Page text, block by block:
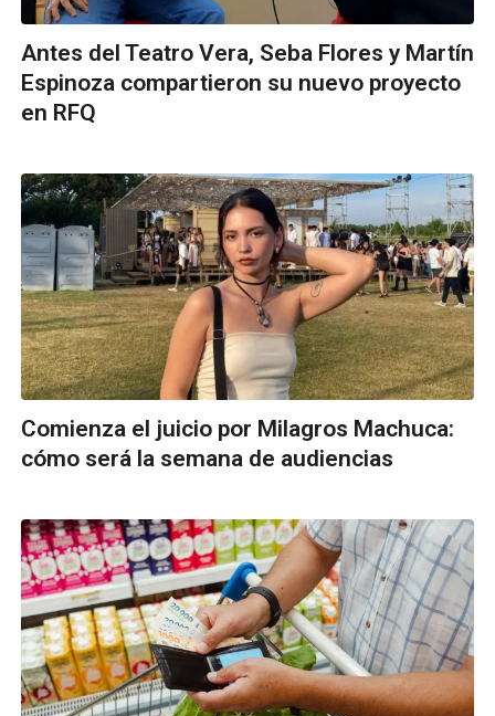
Antes del Teatro Vera, Seba Flores y Martín
Espinoza compartieron su nuevo proyecto
en RFQ
Comienza el juicio por Milagros Machuca:
cómo será la semana de audiencias